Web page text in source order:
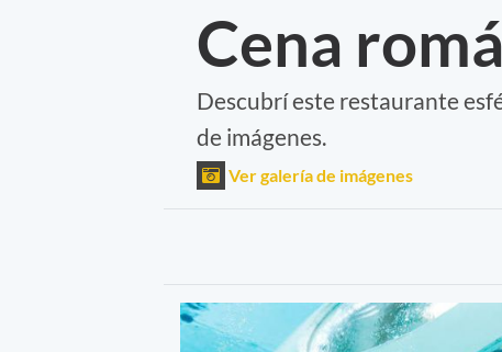
Cena
Descubrí este restaurante
de imágenes.
Ver galería de imágenes